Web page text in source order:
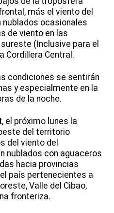
más el viento del
ocasionales
de viento en las
(Inclusive para el
Cordillera Central.
condiciones se sentirán
y especialmente en la
de la noche.
, el próximo lunes la
del territorio
del viento del
nublados con aguaceros
hacia provincias
país pertenecientes a
Valle del Cibao,
fronteriza.